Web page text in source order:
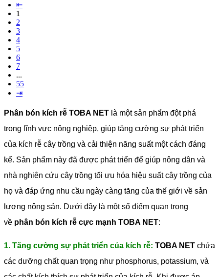
⇤
1
2
3
4
5
6
7
...
55
⇥
Phân bón kích rễ TOBA NET là một sản phẩm đột phá
trong lĩnh vực nông nghiệp, giúp tăng cường sự phát triển
của kích rễ cây trồng và cải thiện năng suất một cách đáng
kể. Sản phẩm này đã được phát triển để giúp nông dân và
nhà nghiên cứu cây trồng tối ưu hóa hiệu suất cây trồng của
họ và đáp ứng nhu cầu ngày càng tăng của thế giới về sản
lượng nông sản. Dưới đây là một số điểm quan trọng
về phân bón kích rễ cực mạnh TOBA NET:
1. Tăng cường sự phát triển của kích rễ: TOBA NET chứa
các dưỡng chất quan trọng như phosphorus, potassium, và